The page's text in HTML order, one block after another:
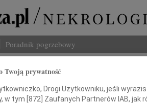
Poradnik pogrzebowy
Zbigniew Heidrich
Twoją prywatność
Drogi Użytkowniku, jeśli
w tym [ 872 ] Zaufanych Partnerów IAB, jak